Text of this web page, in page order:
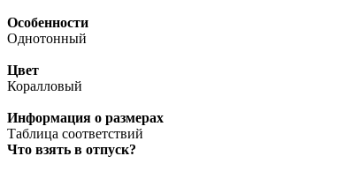
Особенности
Однотонный
Цвет
Коралловый
Информация о размерах
Таблица соответствий
Что взять в отпуск?